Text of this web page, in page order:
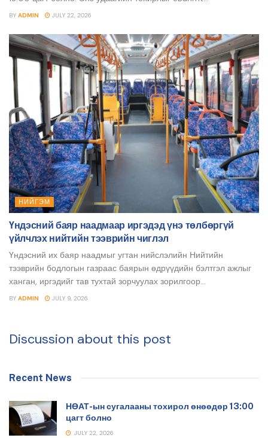
BY ADMIN JULY 22, 2026
НИЙГЭМ
Үндэсний баяр наадмаар иргэдэд үнэ төлбөргүй
үйлчлэх нийтийн тээврийн чиглэл
Үндэсний их баяр наадмыг угтан нийслэлийн Нийтийн
тээврийн бодлогын газраас баярын өдрүүдийн бэлтгэл ажлыг
ханган, иргэдийг тав тухтай зорчуулах зорилгоор...
BY ADMIN JULY 9, 2026
Discussion about this post
Recent News
НӨАТ-ын сугалааны тохирол өнөөдөр 13:00
цагт болно
JULY 22, 2026